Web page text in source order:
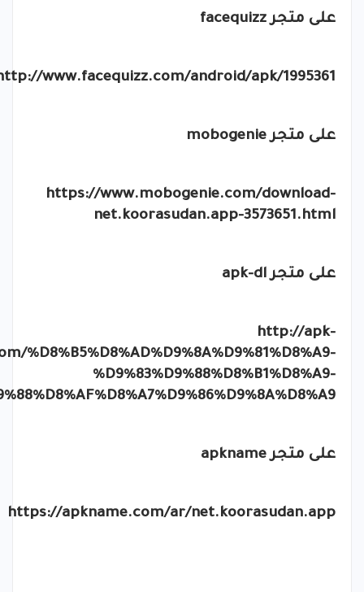
على متجرfacequizz
www.facequizz.com/android/apk/1995361
على متجرmobogenie
https://www.mobogenie.com/download-
net.koorasudan.app-3573651.html
على متجرapk-dl
http://apk-
%D8%B5%D8%AD%D9%8A%D9%81%D8%A9-
%D9%83%D9%88%D8%B1%D8%A9-
على متجرapkname
https://apkname.com/ar/net.koorasudan.app